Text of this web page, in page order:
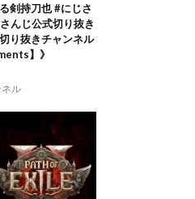
剣持刀也 #にじさ
んじ公式切り抜き
り抜きチャンネル
】》
ル